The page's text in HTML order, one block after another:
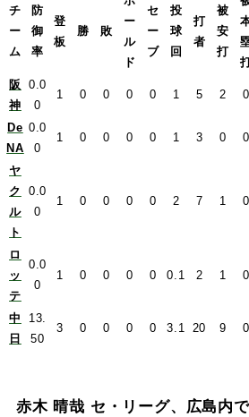
チ
ー
ム
防
御
率
登
板
勝 敗
ー
ル
ド
セ
ー
ブ
投
球
回
打
者
被
安
打
阪
神
0.0
0
1 0 0 0 0 1 5 2 0
De
NA
0.0
0
1 0 0 0 0 1 3 0 0
ヤ
ク
ル
ト
0.0
0
1 0 0 0 0 2 7 1 0
ロ
ッ
テ
0.0
0
1 0 0 0 0 0.1 2 1 0
中
日
13.
50
3 0 0 0 0 3.1 20 9 0
赤木 晴哉 セ・リーグ、広島内で